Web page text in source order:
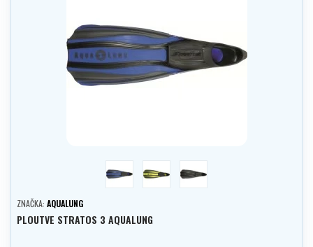
ZNAČKA: AQUALUNG
PLOUTVE STRATOS 3 AQUALUNG